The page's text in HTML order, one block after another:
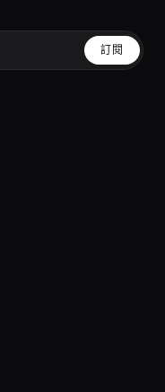
訂閱